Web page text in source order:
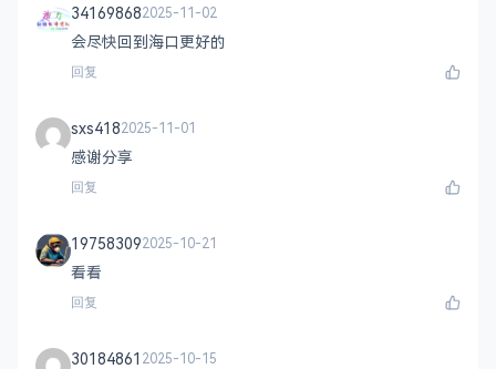
341698682025-11-02
会尽快回到海口更好的
回复
sxs4182025-11-01
感谢分享
回复
197583092025-10-21
看看
回复
30184861 2025-10-15